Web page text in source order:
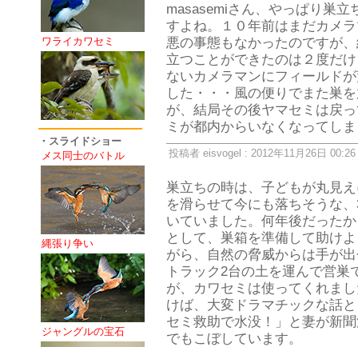
ワライカワセミ
・スライドショー
メス同士のバトル
縄張り争い
ジャングルの宝石
masasemiさん、やっぱり巣立
すよね。１０年前はまだカメ
悪の事態もなかったのですが
立つことができたのは２度だ
ないカメラマンにフィールド
した・・・風の便りでまた巣
が、結局その後ヤマセミは戻
ミが都内からいなくなってし
投稿者 eisvogel : 2012年11月26日 00:26
巣立ちの時は、子どもが丸見
を滑らせて今にも落ちそうな
いていました。何年後だった
として、巣箱を準備して助け
がら、自然の脅威からは手が
トラック2台の土を運んで営
が、カワセミは使ってくれま
けば、大変ドラマチックな話
セミ救助で水没！」と妻が新
でもこぼしています。